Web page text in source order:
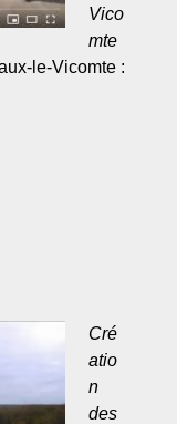
Vico
mte
le-Vicomte :
Cré
atio
n
des